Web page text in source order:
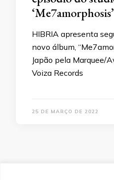
‘Me7amorphosis’
HIBRIA apresenta
novo álbum,
Japão pela Marquee/
Voiza Records
25 DE MARÇO DE 2022